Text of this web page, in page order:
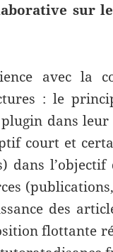
sur
avec la
: le
dans leur
court et
dans
des
flottante